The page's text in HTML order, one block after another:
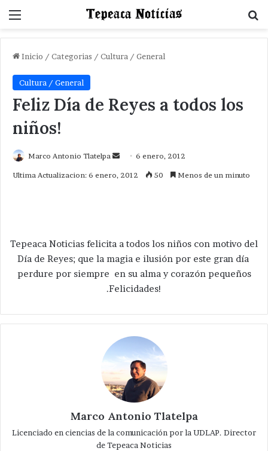
Menu
Inicio / Categorias / Cultura / General
Cultura / General
Feliz Día de Reyes a todos los
niños!
Marco Antonio Tlatelpa
Send6 enero, 2012
Ultima Actualizacion: 6 enero, 2012 50 Menos de un minuto
Tepeaca Noticias felicita a todos los niños con motivo del
Día de Reyes; que la magia e ilusión por este gran día
perdure por siempre en su alma y corazón pequeños
.Felicidades!
Marco Antonio Tlatelpa
Licenciado en ciencias de la comunicación por la UDLAP. Director
de Tepeaca Noticias